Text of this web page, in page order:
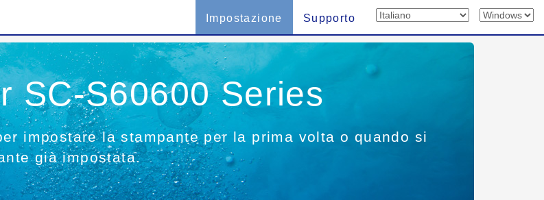
Impostazione Supporto
SC-S60600 Series
impostare la stampante per la prima volta o quando si
già impostata.